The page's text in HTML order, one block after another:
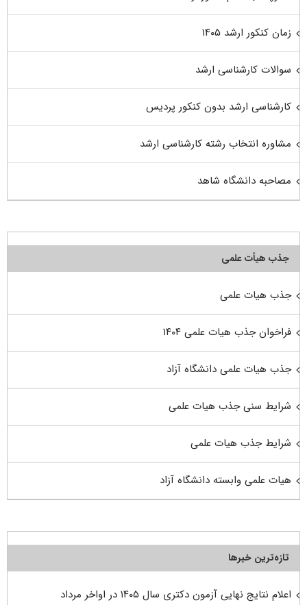
زمان کنکور ارشد ۱۴۰۵
سوالات کارشناسی ارشد
کارشناسی ارشد بدون کنکور پردیس
مشاوره انتخاب رشته کارشناسی ارشد
مصاحبه دانشگاه شاهد
جذب هیأت علمی
جذب هیات علمی
فراخوان جذب هیات علمی ۱۴۰۴
جذب هیات علمی دانشگاه آزاد
شرایط سنی جذب هیات علمی
شرایط جذب هیات علمی
هیات علمی وابسته دانشگاه آزاد
تازه‌ترین خبرها
اعلام نتایج نهایی آزمون دکتری سال ۱۴۰۵ در اواخر مرداد